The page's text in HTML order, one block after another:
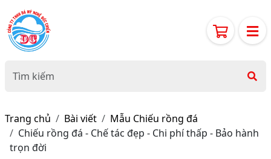
Trang chủ Bài viết
Mẫu Chiếu rồng đá
Chiếu rồng đá - Chế tác đẹp - Chi phí thấp - Bảo hành
trọn đời